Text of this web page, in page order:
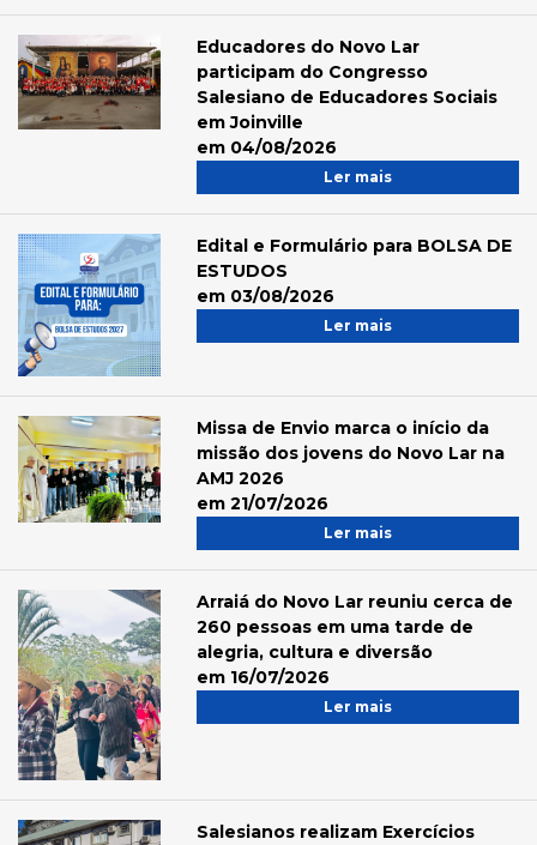
Educadores do Novo Lar
participam do Congresso
Salesiano de Educadores Sociais
em Joinville
em 04/08/2026
Ler mais
Edital e Formulário para BOLSA DE
ESTUDOS
em 03/08/2026
Ler mais
Missa de Envio marca o início da
missão dos jovens do Novo Lar na
AMJ 2026
em 21/07/2026
Ler mais
Arraiá do Novo Lar reuniu cerca de
260 pessoas em uma tarde de
alegria, cultura e diversão
em 16/07/2026
Ler mais
Salesianos realizam Exercícios